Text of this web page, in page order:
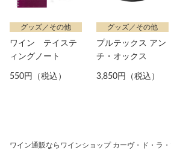
グッズ／その他
ワイン テイステ
ィングノート
550円（税込）
グッズ／その他
プルテックス アン
チ・オックス
3,850円（税込）
ワイン通販ならワインショップ カーヴ・ド・ラ